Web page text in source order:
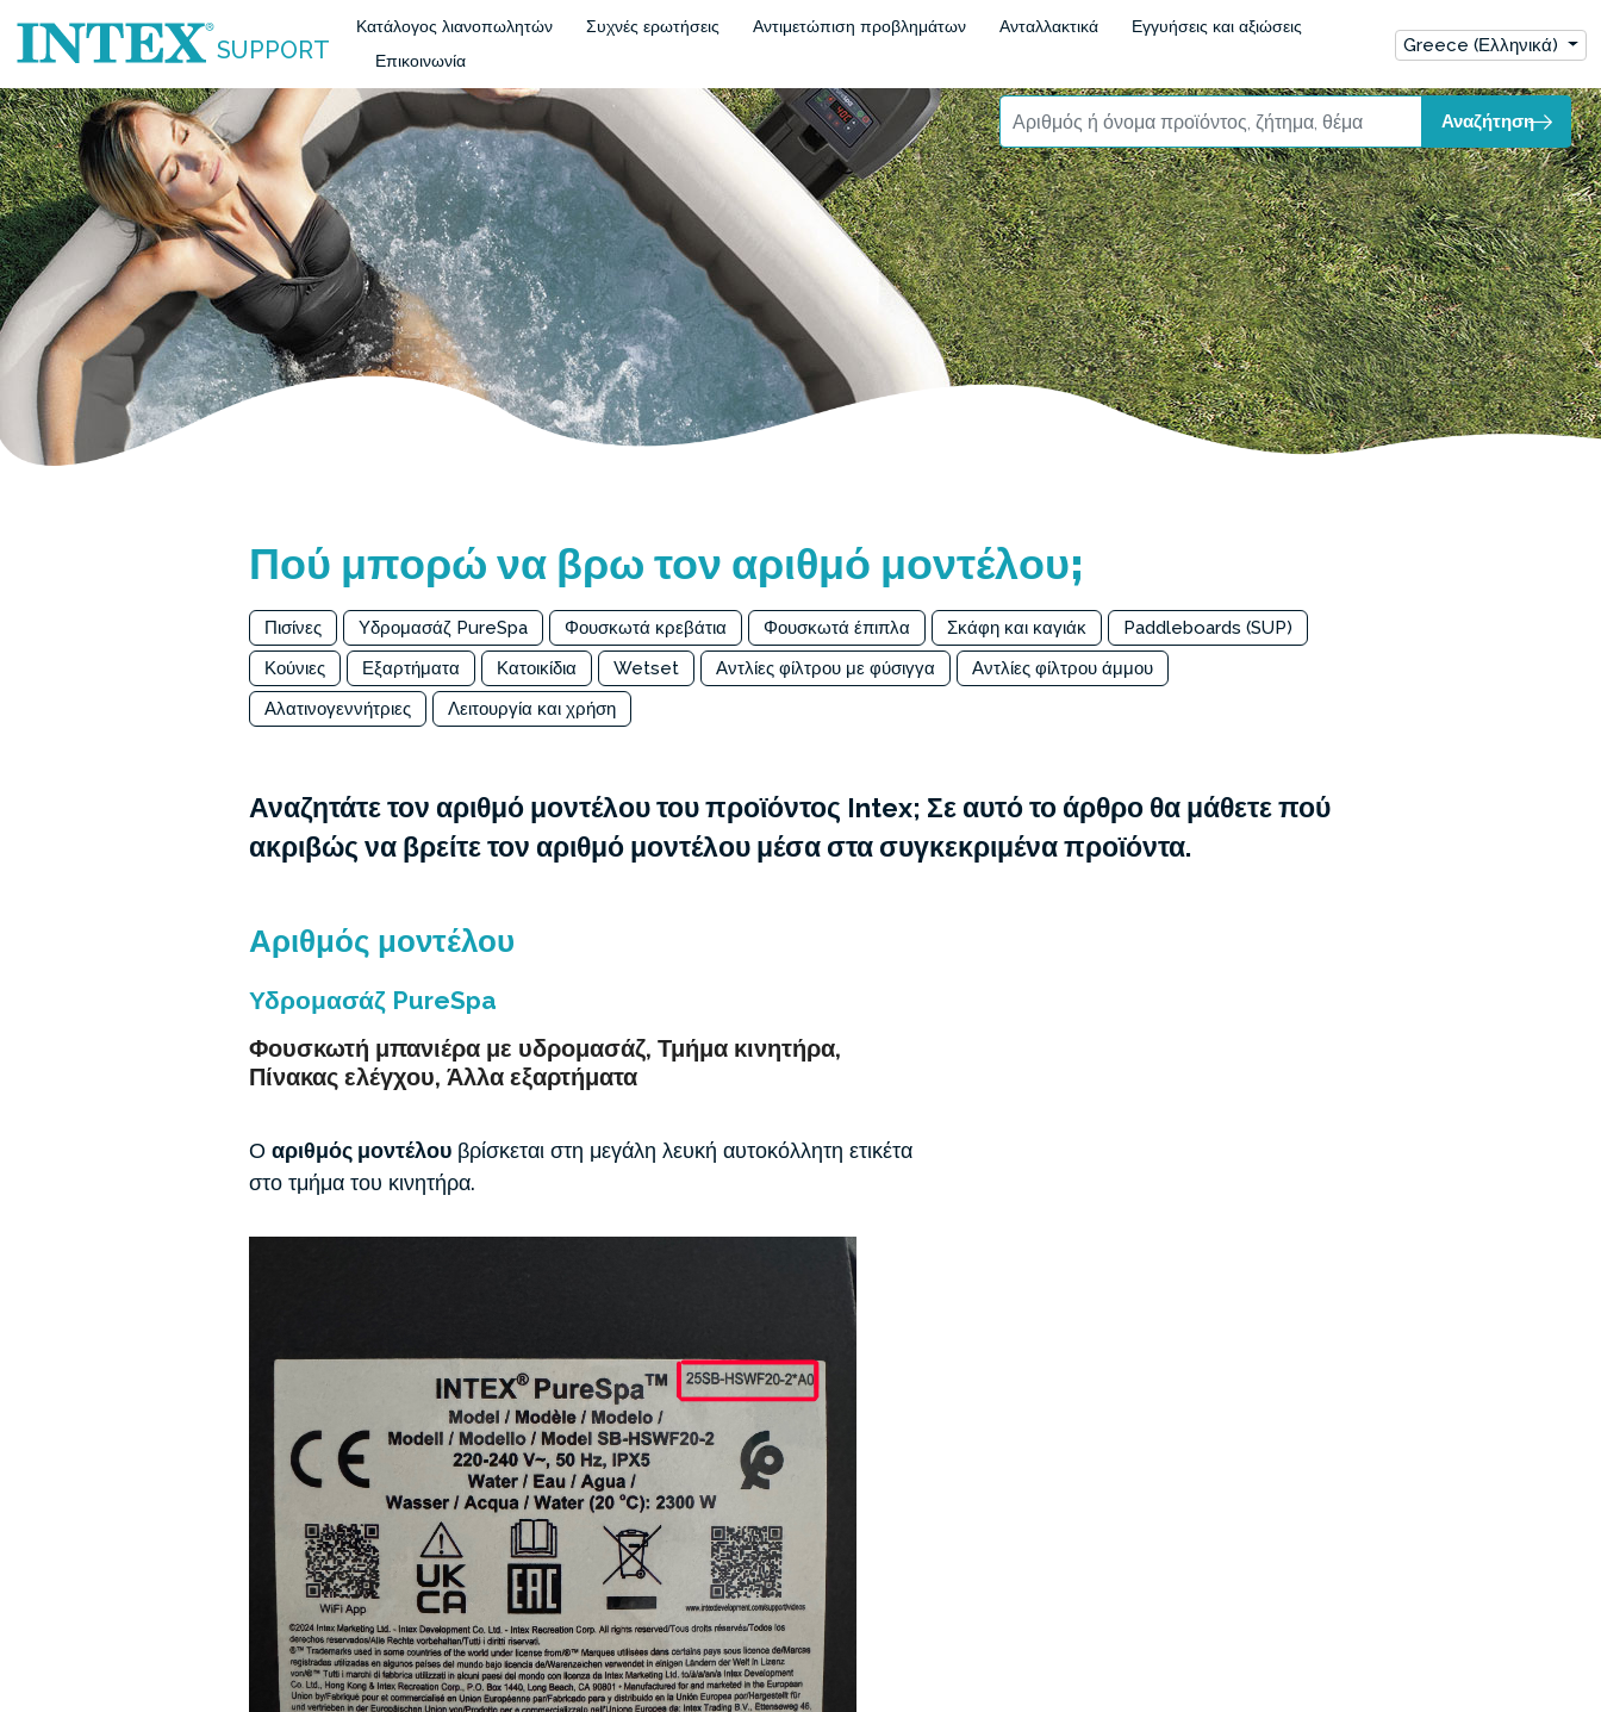
SUPPORT
Κατάλογος λιανοπωλητών Συχνές ερωτήσεις Αντιμετώπιση προβλημάτων Ανταλλακτικά
Εγγυήσεις και αξιώσεις
Επικοινωνία
Greece (Ελληνικά)
Αναζήτηση
Πού μπορώ να βρω τον αριθμό μοντέλου;
Πισίνες Υδρομασάζ PureSpa Φουσκωτά κρεβάτια Φουσκωτά έπιπλα Σκάφη και καγιάκ
Paddleboards (SUP)
Κούνιες
Εξαρτήματα Κατοικίδια Wetset Αντλίες φίλτρου με φύσιγγα
Αντλίες φίλτρου άμμου
Αλατινογεννήτριες
Λειτουργία και χρήση
Αναζητάτε τον αριθμό μοντέλου του προϊόντος Intex; Σε αυτό το άρθρο θα μάθετε πού
ακριβώς να βρείτε τον αριθμό μοντέλου μέσα στα συγκεκριμένα προϊόντα.
Αριθμός μοντέλου
Υδρομασάζ PureSpa
Φουσκωτή μπανιέρα με υδρομασάζ, Τμήμα κινητήρα,
Πίνακας ελέγχου, Άλλα εξαρτήματα
Ο αριθμός μοντέλου βρίσκεται στη μεγάλη λευκή αυτοκόλλητη ετικέτα
στο τμήμα του κινητήρα.